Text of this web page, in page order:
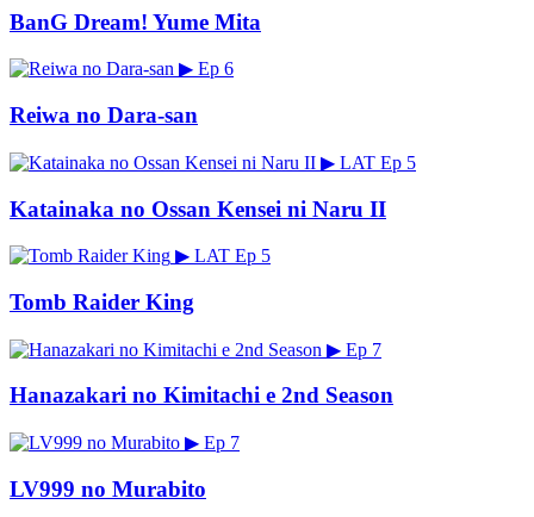
BanG Dream! Yume Mita
▶ Ep 6
Reiwa no Dara-san
▶ LAT Ep 5
Katainaka no Ossan Kensei ni Naru II
▶ LAT Ep 5
Tomb Raider King
▶ Ep 7
Hanazakari no Kimitachi e 2nd Season
▶ Ep 7
LV999 no Murabito